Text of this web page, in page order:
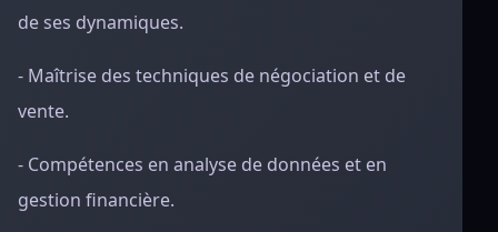
de ses dynamiques.
- Maîtrise des techniques de négociation et de
vente.
- Compétences en analyse de données et en
gestion financière.